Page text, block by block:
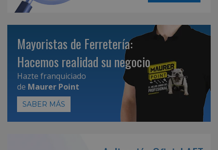
Mayoristas de Ferretería:
Hacemos realidad su negocio
Hazte franquiciado
de Maurer Point
SABER MÁS